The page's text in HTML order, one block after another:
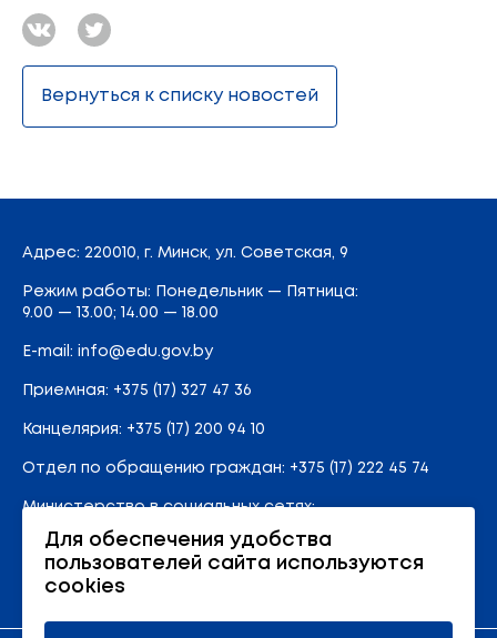
Вернуться к списку новостей
Адрес: 220010, г. Минск, ул. Советская, 9
Режим работы: Понедельник — Пятница:
9.00 — 13.00; 14.00 — 18.00
E-mail: info@edu.gov.by
Приемная: +375 (17) 327 47 36
Канцелярия: +375 (17) 200 94 10
Отдел по обращению граждан: +375 (17) 222 45 74
Министерство в социальных сетях:
Карта сайта
Для обеспечения удобства
пользователей сайта используются
cookies